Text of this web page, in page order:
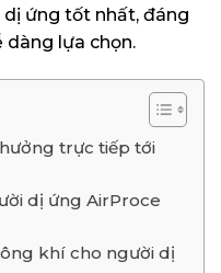
ứng tốt nhất, đáng
dàng lựa chọn.
trực tiếp tới
dị ứng AirProce
khí cho người dị